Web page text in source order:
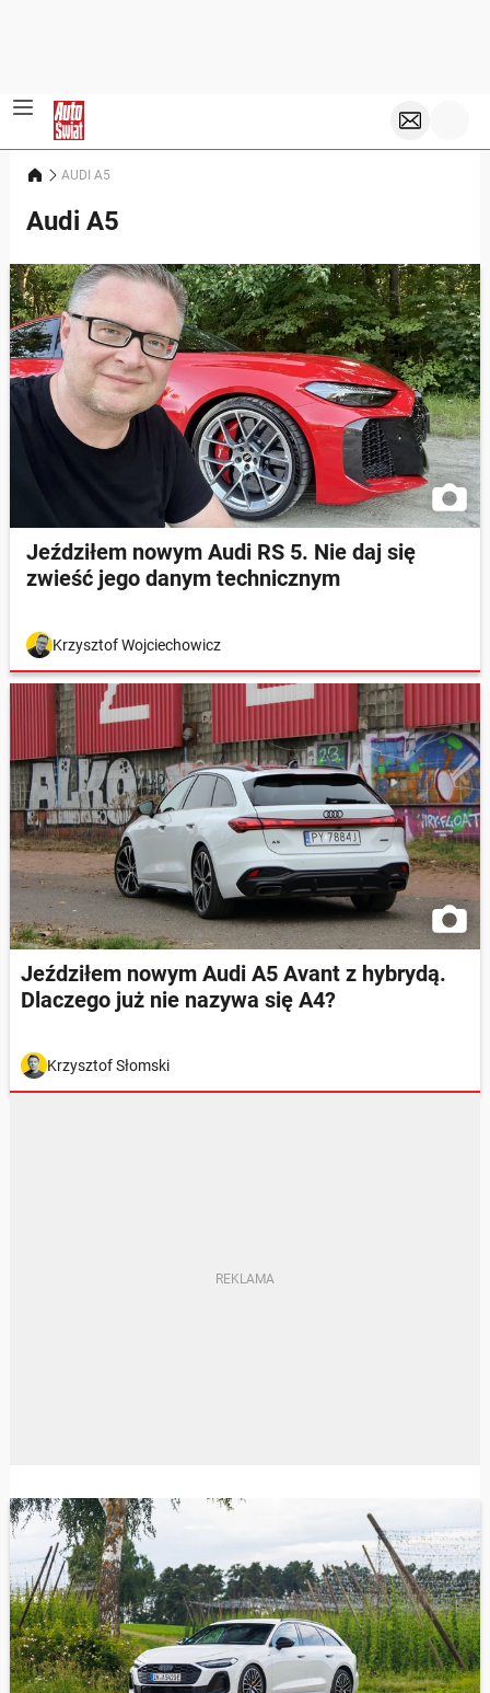
AUDI A5
Audi A5
Jeździłem nowym Audi RS 5. Nie daj się
zwieść jego danym technicznym
Krzysztof Wojciechowicz
Jeździłem nowym Audi A5 Avant z hybrydą.
Dlaczego już nie nazywa się A4?
Krzysztof Słomski